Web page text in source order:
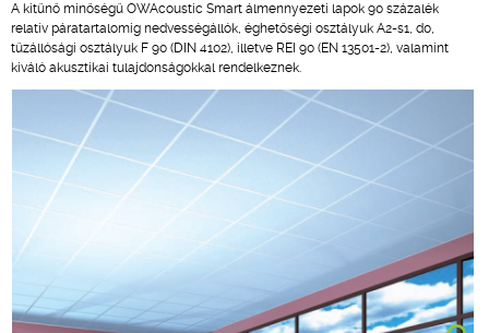
A kitűnő minőségű OWAcoustic Smart álmennyezeti lapok 90 százalék
relatív páratartalomig nedvességállók, éghetőségi osztályuk A2-s1, d0,
tűzállósági osztályuk F 90 (DIN 4102), illetve REI 90 (EN 13501-2), valamint
kiváló akusztikai tulajdonságokkal rendelkeznek.